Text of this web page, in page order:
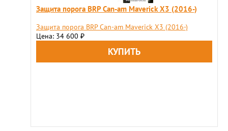
Защита порога BRP Can-am Maverick X3 (2016-)
Защита порога BRP Can-am Maverick X3 (2016-)
Цена: 34 600 ₽